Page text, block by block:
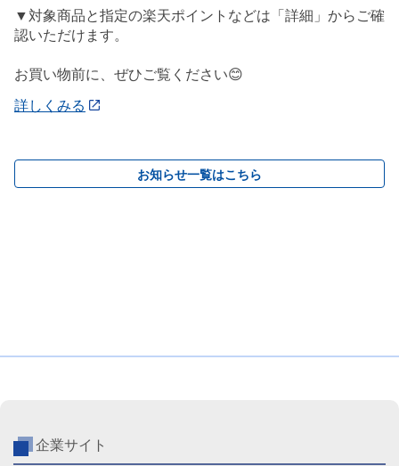
▼対象商品と指定の楽天ポイントなどは「詳細」からご確
認いただけます。
お買い物前に、ぜひご覧ください😊
詳しくみる
お知らせ一覧はこちら
企業サイト